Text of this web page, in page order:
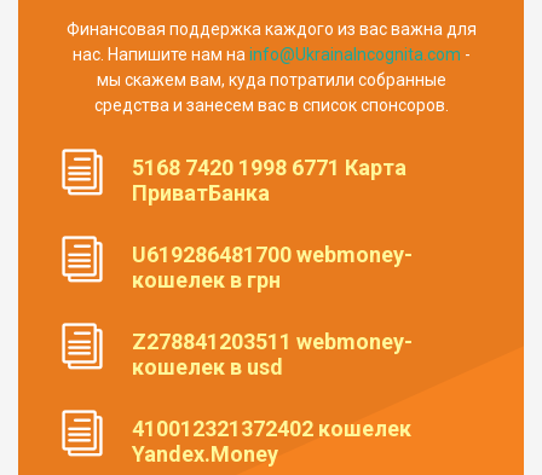
Финансовая поддержка каждого из вас важна для
нас. Напишите нам наinfo@UkrainaIncognita.com -
мы скажем вам, куда потратили собранные
средства и занесем вас в список спонсоров.
5168 7420 1998 6771 Карта
ПриватБанка
U619286481700 webmoney-
кошелек в грн
Z278841203511 webmoney-
кошелек в usd
410012321372402 кошелек
Yandex.Money